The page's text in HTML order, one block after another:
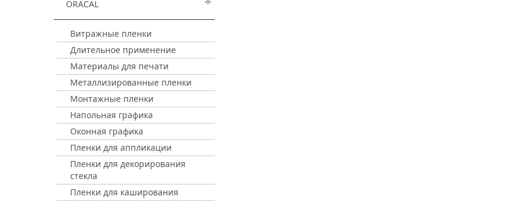
ORACAL
Витражные пленки
Длительное применение
Материалы для печати
Металлизированные пленки
Монтажные пленки
Напольная графика
Оконная графика
Пленки для аппликации
Пленки для декорирования
стекла
Пленки для каширования